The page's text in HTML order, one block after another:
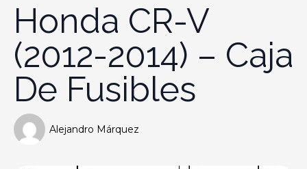
Honda CR-V
(2012-2014) – Caja
De Fusibles
Alejandro Márquez